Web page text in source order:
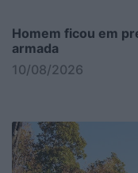
Homem ficou em
armada
10/08/2026